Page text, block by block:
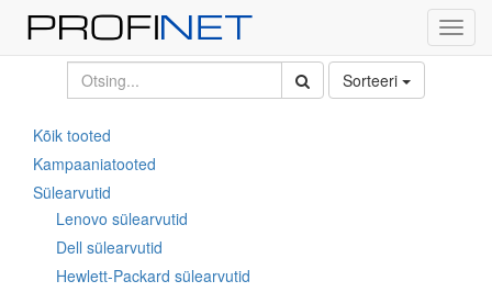
Sorteeri
Kõik tooted
Kampaaniatooted
Sülearvutid
Lenovo sülearvutid
Dell sülearvutid
Hewlett-Packard sülearvutid